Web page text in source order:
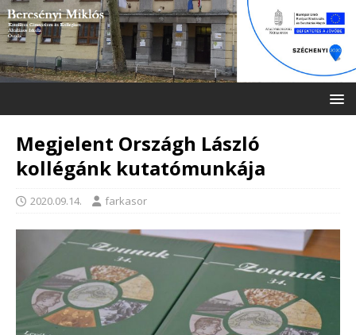
Megjelent Országh László
kollégánk kutatómunkája
2020.09.14. farkasor